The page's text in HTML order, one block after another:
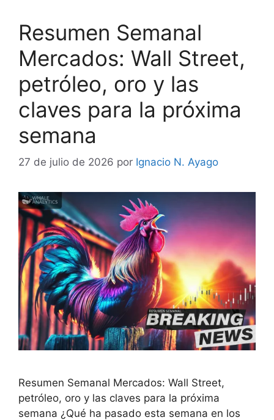
Resumen Semanal
Mercados: Wall Street,
petróleo, oro y las
claves para la próxima
semana
27 de julio de 2026 por Ignacio N. Ayago
Resumen Semanal Mercados: Wall Street,
petróleo, oro y las claves para la próxima
semana ¿Qué ha pasado esta semana en los